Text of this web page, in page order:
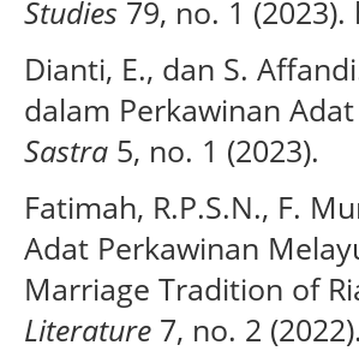
Studies 79, no. 1
Dianti, E., dan S.
dalam Perkawinan Adat
Sastra 5, no. 1 (2023).
Fatimah, R.P.S.N., F.
Adat Perkawinan
Marriage Tradition of
Literature 7, no. 2 (2022).